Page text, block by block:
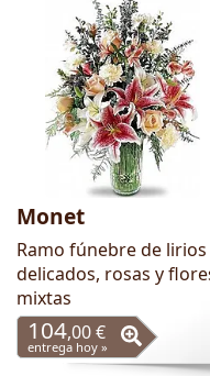
Monet
Ramo fúnebre de lirios
delicados, rosas y
mixtas
104,00 €
entrega hoy »